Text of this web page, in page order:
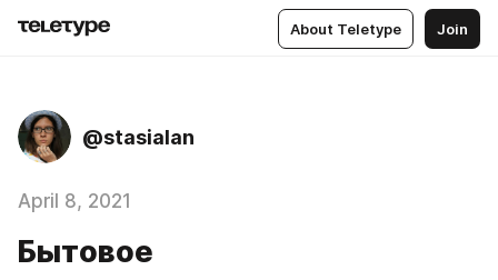
About Teletype Join
@stasialan
April 8, 2021
Бытовое